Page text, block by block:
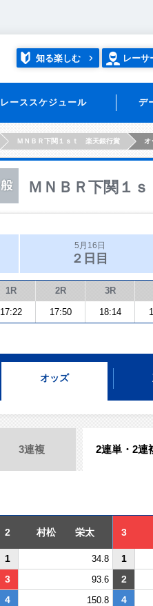
知る楽しむ レーサ
レーススケジュール デ
ＭＮＢＲ下関１ｓｔ 楽天銀行賞 オ
ＭＮＢＲ下関１
5月16日
２日目
1R 2R 3R
17:22 17:50 18:14
オッズ
3連複 2連単・2連
2 村松 栄太 3
1 34.8
1
3 93.6
2
4 150.8
4